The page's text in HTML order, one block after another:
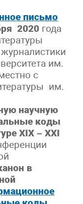
письмо
2020 года
им.
с
им.
научную
коды
ХIХ – XXI
в